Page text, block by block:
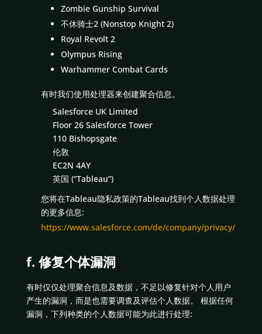
Zombie Gunship Survival
不休骑士2 (Nonstop Knight 2)
Royal Revolt 2
Olympus Rising
Warhammer Combat Cards
有时我们使用处理器来创建聚合信息。
Salesforce UK Limited
Floor 26 Salesforce Tower
110 Bishopsgate
伦敦
EC2N 4AY
英国 (“Tableau”)
您将在Tableau隐私政策的Tableau找到个人数据处理
的更多信息:
https://www.salesforce.com/de/company/privacy/
f. 修复个体漏洞
有时仅仅处理聚合信息及数据，不足以修复针对个人用户
产生的漏洞，而是也需要调查及评估个人数据。 根据任何
漏洞，下列种类的个人数据可能为此进行处理: